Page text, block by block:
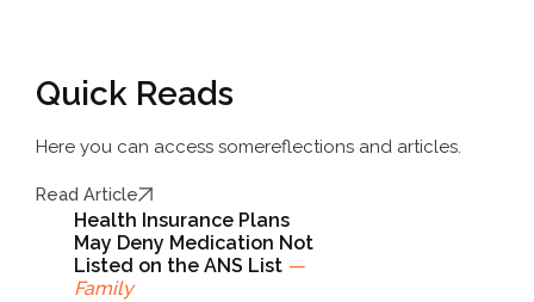
Quick Reads
Here you can access somereflections and articles.
Read Article
Health Insurance Plans
May Deny Medication Not
Listed on the ANS List —
Family